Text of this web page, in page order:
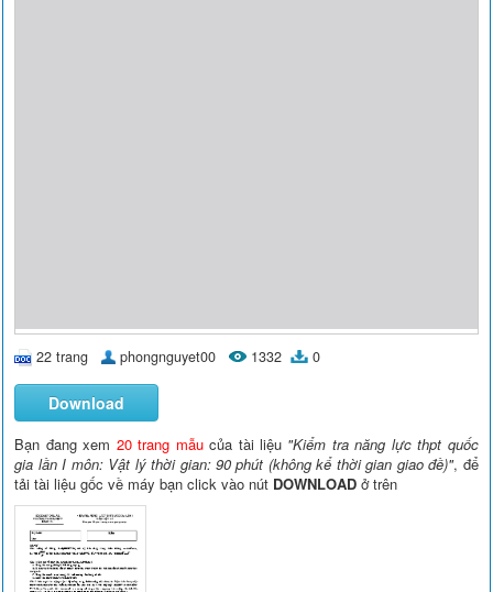
22 trang phongnguyet00 1332 0
Download
Bạn đang xem 20 trang mẫucủa tài liệu "Kiểm tra năng lực thpt quốc
gia lần I môn: Vật lý thời gian: 90 phút (không kể thời gian giao đề)", để
tải tài liệu gốc về máy bạn click vào nút DOWNLOAD ở trên